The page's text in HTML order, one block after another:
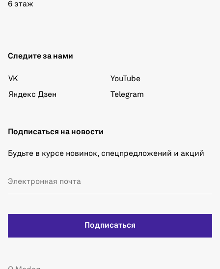
6 этаж
Следите за нами
VK
Яндекс Дзен
YouTube
Telegram
Подписаться на новости
Будьте в курсе новинок, спецпредложений и акций
Подписаться